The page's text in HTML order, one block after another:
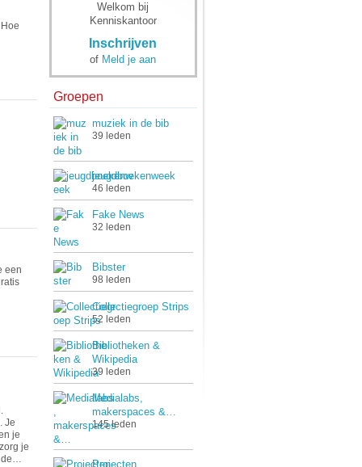
een
Je
je
je
de…
Welkom bij
Kenniskantoor
Inschrijven
of Meld je aan
Groepen
muziek in de bib
39 leden
jeugdboekenweek
46 leden
Fake News
32 leden
Bibster
98 leden
Collectiegroep Strips
52 leden
Bibliotheken &
Wikipedia
39 leden
Medialabs,
makerspaces &…
145 leden
Projecten